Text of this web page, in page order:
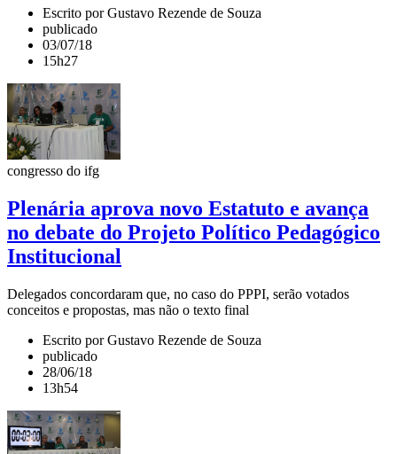
Escrito por Gustavo Rezende de Souza
publicado
03/07/18
15h27
congresso do ifg
Plenária aprova novo Estatuto e avança
no debate do Projeto Político Pedagógico
Institucional
Delegados concordaram que, no caso do PPPI, serão votados
conceitos e propostas, mas não o texto final
Escrito por Gustavo Rezende de Souza
publicado
28/06/18
13h54